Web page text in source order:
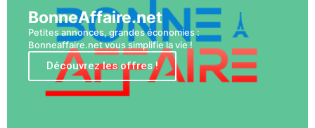
BonneAffaire.net
Petites annonces, grandes économies :
Bonneaffaire.net vous simplifie la vie !
Découvrez les offres !